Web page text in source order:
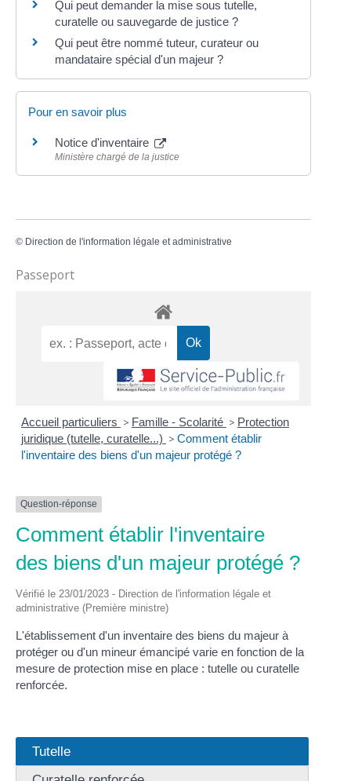
Qui peut demander la mise sous tutelle,
curatelle ou sauvegarde de justice ?
Qui peut être nommé tuteur, curateur ou
mandataire spécial d'un majeur ?
Pour en savoir plus
Notice d'inventaire
Ministère chargé de la justice
© Direction de l'information légale et administrative
Passeport
Accueil particuliers > Famille - Scolarité > Protection
juridique (tutelle, curatelle...) > Comment établir
l'inventaire des biens d'un majeur protégé ?
Question-réponse
Comment établir l'inventaire
des biens d'un majeur protégé ?
Vérifié le 23/01/2023 - Direction de l'information légale et
administrative (Première ministre)
L'établissement d'un inventaire des biens du majeur à
protéger ou d'un mineur émancipé varie en fonction de la
mesure de protection mise en place : tutelle ou curatelle
renforcée.
Tutelle